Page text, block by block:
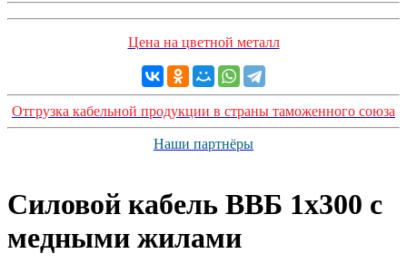
Цена на цветной металл
Отгрузка кабельной продукции в страны таможенного союза
Наши партнёры
Силовой кабель ВВБ 1х300 с
медными жилами